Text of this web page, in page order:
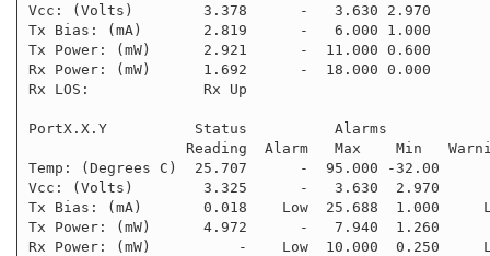
Vcc: (Volts)        3.378      -   3.630 2.970
Tx Bias: (mA)       2.819      -   6.000 1.000
Tx Power: (mW)      2.921      -  11.000 0.600
Rx Power: (mW)      1.692      -  18.000 0.000
Rx LOS:             Rx Up
PortX.X.Y          Status          Alarms
Temp: (Degrees C)  25.707      -  95.000 -32.00
Vcc: (Volts)        3.325      -   3.630  2.970
Tx Bias: (mA)       0.018    Low  25.688  1.000
Tx Power: (mW)      4.972      -   7.940  1.260
Rx Power: (mW)          -    Low  10.000  0.250